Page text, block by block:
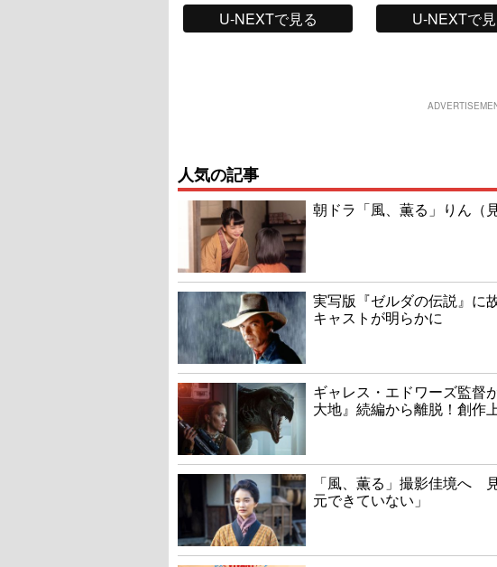
U-NEXTで見る U-NEXTで
人気の記事
朝ドラ「風、薫る」りん（
実写版『ゼルダの伝説』
キャストが明らかに
ギャレス・エドワーズ監督
大地』続編から離脱！創作
「風、薫る」撮影佳境へ
元できていない」